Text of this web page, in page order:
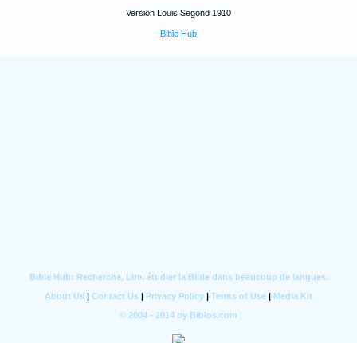
Version Louis Segond 1910
Bible Hub